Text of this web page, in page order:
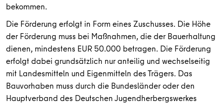
bekommen.
Die Förderung erfolgt in Form eines Zuschusses. Die Höhe
der Förderung muss bei Maßnahmen, die der Bauerhaltung
dienen, mindestens EUR 50.000 betragen. Die Förderung
erfolgt dabei grundsätzlich nur anteilig und wechselseitig
mit Landesmitteln und Eigenmitteln des Trägers. Das
Bauvorhaben muss durch die Bundesländer oder den
Hauptverband des Deutschen Jugendherbergswerkes